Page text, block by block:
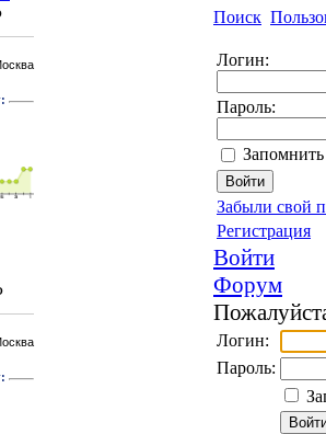
Поиск
Логин:
Пароль:
Забыли свой
Регистрация
Войти
Форум
Логин:
Пароль: